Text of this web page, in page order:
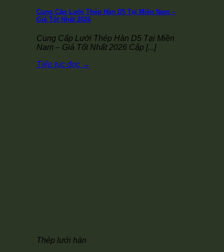
Cung Cấp Lưới Thép Hàn D5 Tại Miền Nam –
Giá Tốt Nhất 2026
Cung Cấp Lưới Thép Hàn D5 Tại Miền
Nam – Giá Tốt Nhất 2026 Cập [...]
Tiếp tục đọc →
Thép lưới hàn